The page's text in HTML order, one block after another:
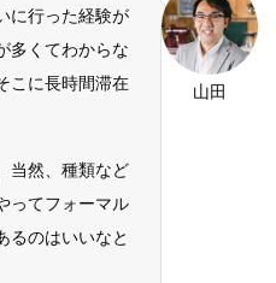
に行った経験が
多くてわからな
こに長時間滞在
当然、種類など
ってフォーマル
るのはいいなと
山田